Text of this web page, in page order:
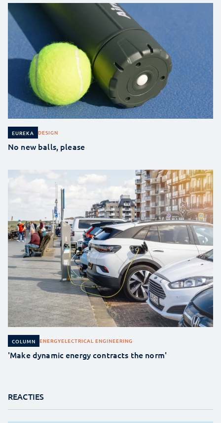
EUREKA DESIGN
No new balls, please
COLUMN ENERGYELECTRICAL ENGINEERING
'Make dynamic energy contracts the norm'
REACTIES